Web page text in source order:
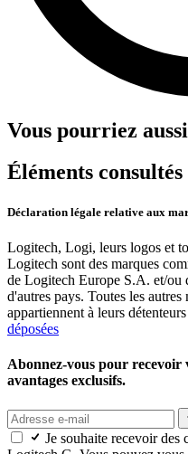
Vous pourriez
Éléments
Déclaration légale relative aux
Logitech, Logi, leurs logos et
Logitech sont des marques
de Logitech Europe S.A. et/ou
d'autres pays. Toutes les autres
appartiennent à leurs
déposées
Abonnez-vous pour recevoir
avantages exclusifs.
Je souhaite recevoir des